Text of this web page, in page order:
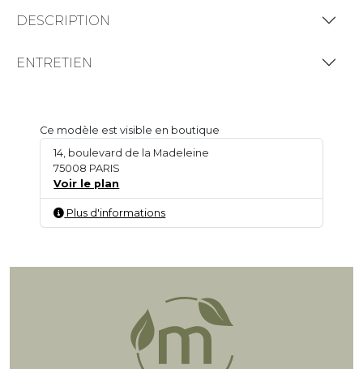
DESCRIPTION
ENTRETIEN
Ce modèle est visible en boutique
14, boulevard de la Madeleine
75008 PARIS
Voir le plan
Plus d'informations